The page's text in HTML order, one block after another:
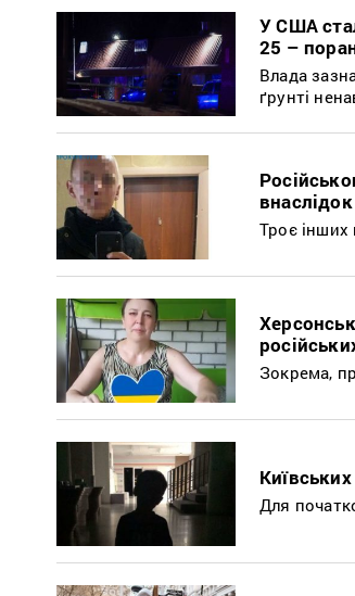
У США
25 –
Влада
ґрунті
Троє інших
Зокрема,
Для